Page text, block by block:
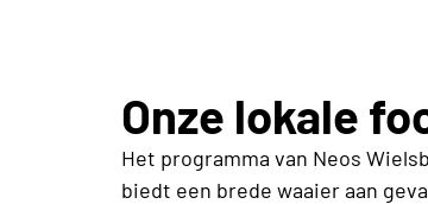
Onze lokale
Het programma van Neos
biedt een brede waaier aan